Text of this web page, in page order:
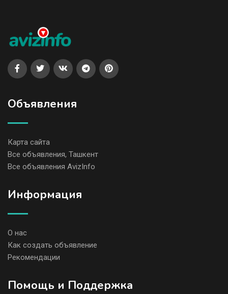
Объявления
Карта сайта
Все объявления, Ташкент
Все объявления AvizInfo
Информация
О нас
Как создать объявление
Рекомендации
Помощь и Поддержка